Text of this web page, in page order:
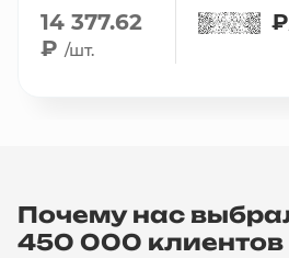
14 377.62
₽ /шт.
₽
Почему нас
450 000 клиентов